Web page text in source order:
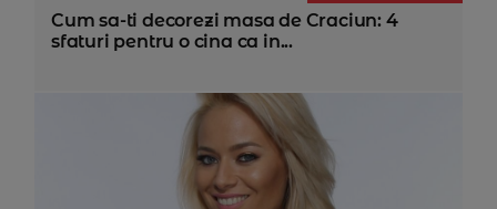
Cum sa-ti decorezi masa de Craciun: 4
sfaturi pentru o cina ca in...